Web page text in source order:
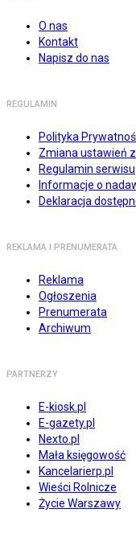
O nas
Kontakt
Napisz do nas
REGULAMIN
Polityka
Zmiana ustawień
Regulamin serwisu
Informacje o
Deklaracja
REKLAMA I PRENUMERATA
Reklama
Ogłoszenia
Prenumerata
Archiwum
PARTNERZY
E-kiosk.pl
E-gazety.pl
Nexto.pl
Mała księgowość
Kancelarierp.pl
Wieści Rolnicze
Życie Warszawy